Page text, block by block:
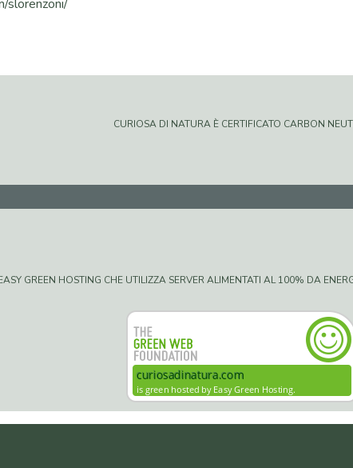
CURIOSA DI NATURA È CERTIFICATO CARBON
GREEN HOSTING CHE UTILIZZA SERVER ALIMENTATI AL 100% DA